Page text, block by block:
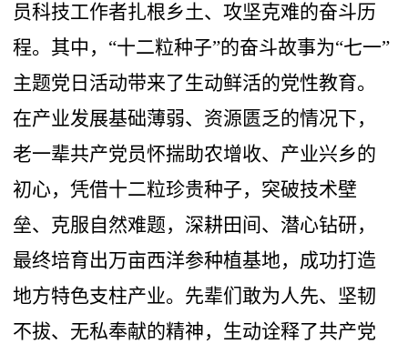
员科技工作者扎根乡土、攻坚克难的奋斗历
程。其中， “十二粒种子”的奋斗故事为“七一”
主题党日活动带来了生动鲜活的党性教育。
在产业发展基础薄弱、资源匮乏的情况下，
老一辈共产党员怀揣助农增收、产业兴乡的
初心，凭借十二粒珍贵种子，突破技术壁
垒、克服自然难题，深耕田间、潜心钻研，
最终培育出万亩西洋参种植基地，成功打造
地方特色支柱产业。先辈们敢为人先、坚韧
不拔、无私奉献的精神，生动诠释了共产党